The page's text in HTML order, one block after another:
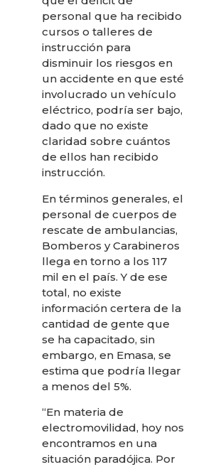
personal que ha recibido
cursos o talleres de
instrucción para
disminuir los riesgos en
un accidente en que esté
involucrado un vehículo
eléctrico, podría ser bajo,
dado que no existe
claridad sobre cuántos
de ellos han recibido
instrucción.
En términos generales, el
personal de cuerpos de
rescate de ambulancias,
Bomberos y Carabineros
llega en torno a los 117
mil en el país. Y de ese
total, no existe
información certera de la
cantidad de gente que
se ha capacitado, sin
embargo, en Emasa, se
estima que podría llegar
a menos del 5%.
“En materia de
electromovilidad, hoy nos
encontramos en una
situación paradójica. Por